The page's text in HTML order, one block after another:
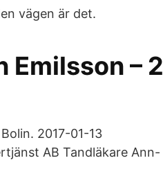
vägen är det.
Emilsson – 2
2017-01-13
AB Tandläkare Ann-